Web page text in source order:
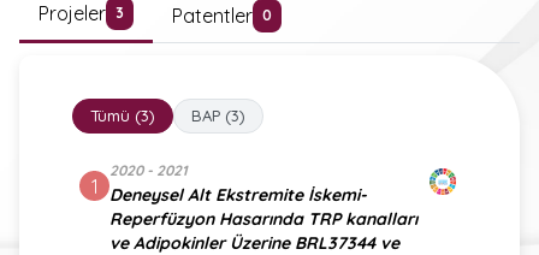
Projeler 3 Patentler 0
Tümü (3) BAP (3)
1
2020 - 2021
Deneysel Alt Ekstremite İskemi-
Reperfüzyon Hasarında TRP kanalları
ve Adipokinler Üzerine BRL37344 ve